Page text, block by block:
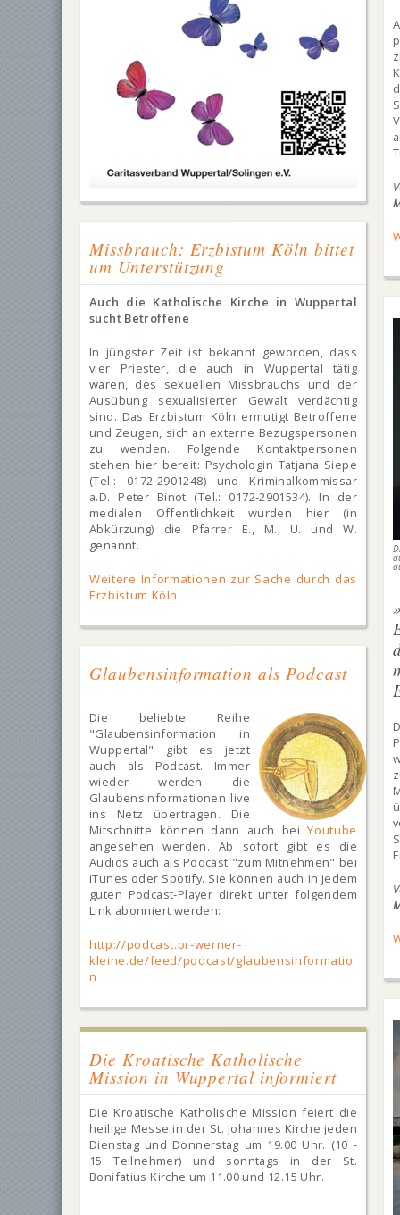
Missbrauch: Erzbistum Köln bittet
um Unterstützung
Auch die Katholische Kirche in Wuppertal
sucht Betroffene
In jüngster Zeit ist bekannt geworden, dass
vier Priester, die auch in Wuppertal tätig
waren, des sexuellen Missbrauchs und der
Ausübung sexualisierter Gewalt verdächtig
sind. Das Erzbistum Köln ermutigt Betroffene
und Zeugen, sich an externe Bezugspersonen
zu wenden. Folgende Kontaktpersonen
stehen hier bereit: Psychologin Tatjana Siepe
(Tel.: 0172-2901248) und Kriminalkommissar
a.D. Peter Binot (Tel.: 0172-2901534). In der
medialen Öffentlichkeit wurden hier (in
Abkürzung) die Pfarrer E., M., U. und W.
genannt.
Weitere Informationen zur Sache durch das
Erzbistum Köln
Glaubensinformation als Podcast
Die beliebte Reihe
"Glaubensinformation in
Wuppertal" gibt es jetzt
auch als Podcast. Immer
wieder werden die
Glaubensinformationen live
ins Netz übertragen. Die
Mitschnitte können dann auch beiYoutube
angesehen werden. Ab sofort gibt es die
Audios auch als Podcast "zum Mitnehmen" bei
iTunes oder Spotify. Sie können auch in jedem
guten Podcast-Player direkt unter folgendem
Link abonniert werden:
http://podcast.pr-werner-
kleine.de/feed/podcast/glaubensinformatio
n
Die Kroatische Katholische
Mission in Wuppertal informiert
Die Kroatische Katholische Mission feiert die
heilige Messe in der St. Johannes Kirche jeden
Dienstag und Donnerstag um 19.00 Uhr. (10 -
15 Teilnehmer) und sonntags in der St.
Bonifatius Kirche um 11.00 und 12.15 Uhr.